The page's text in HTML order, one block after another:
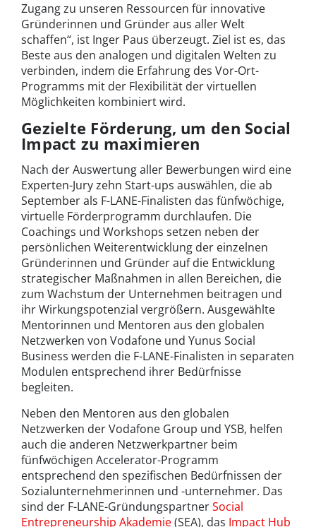
Zugang zu unseren Ressourcen für innovative
Gründerinnen und Gründer aus aller Welt
schaffen“, ist Inger Paus überzeugt. Ziel ist es, das
Beste aus den analogen und digitalen Welten zu
verbinden, indem die Erfahrung des Vor-Ort-
Programms mit der Flexibilität der virtuellen
Möglichkeiten kombiniert wird.
Gezielte Förderung, um den Social
Impact zu maximieren
Nach der Auswertung aller Bewerbungen wird eine
Experten-Jury zehn Start-ups auswählen, die ab
September als F-LANE-Finalisten das fünfwöchige,
virtuelle Förderprogramm durchlaufen. Die
Coachings und Workshops setzen neben der
persönlichen Weiterentwicklung der einzelnen
Gründerinnen und Gründer auf die Entwicklung
strategischer Maßnahmen in allen Bereichen, die
zum Wachstum der Unternehmen beitragen und
ihr Wirkungspotenzial vergrößern. Ausgewählte
Mentorinnen und Mentoren aus den globalen
Netzwerken von Vodafone und Yunus Social
Business werden die F-LANE-Finalisten in separaten
Modulen entsprechend ihrer Bedürfnisse
begleiten.
Neben den Mentoren aus den globalen
Netzwerken der Vodafone Group und YSB, helfen
auch die anderen Netzwerkpartner beim
fünfwöchigen Accelerator-Programm
entsprechend den spezifischen Bedürfnissen der
Sozialunternehmerinnen und -unternehmer. Das
sind der F-LANE-GründungspartnerSocial
Entrepreneurship Akademie(SEA), das Impact Hub